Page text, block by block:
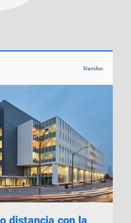
distancia con la